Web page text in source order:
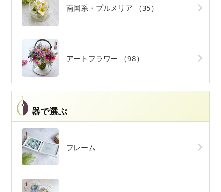
南国系・プルメリア （35）
アートフラワー （98）
器で選ぶ
フレーム